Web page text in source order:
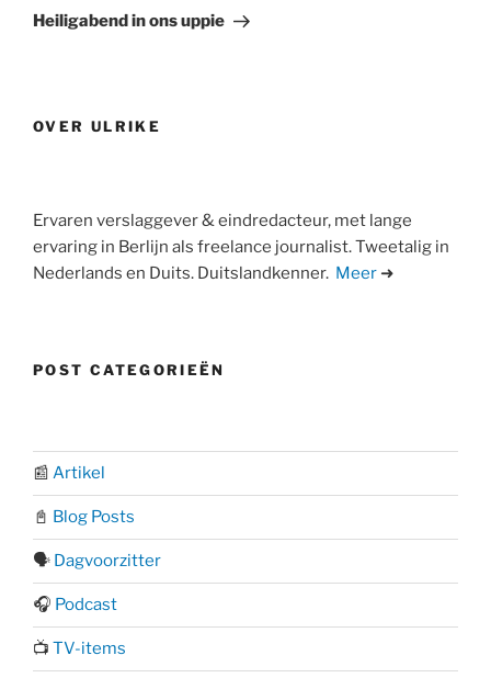
bericht
Heiligabend in ons uppie
OVER ULRIKE
Ervaren verslaggever & eindredacteur, met lange
ervaring in Berlijn als freelance journalist. Tweetalig in
Nederlands en Duits. Duitslandkenner. Meer ➜
POST CATEGORIEËN
📰 Artikel
📓 Blog Posts
🗣️ Dagvoorzitter
🎧 Podcast
📺 TV-items